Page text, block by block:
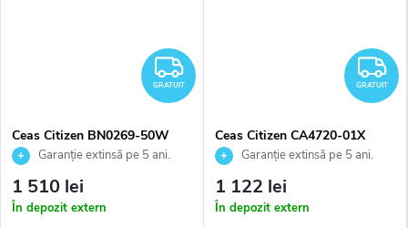
GRATUIT
GRATUIT
Ceas Citizen BN0269-50W
Garanție extinsă pe 5 ani.
Până la 100 de zile pentru
returnarea bunurilor. Vânzător
autorizat
1 510 lei
În depozit extern
GRATUIT
Ceas Citizen CA4720-01X
Garanție extinsă pe 5 ani.
Până la 100 de zile pentru
returnarea bunurilor. Vânzător
autorizat
1 122 lei
În depozit extern